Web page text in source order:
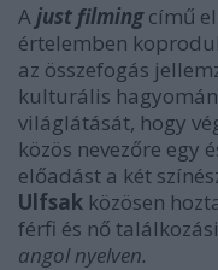
Ajust filmingcímű
értelemben
az összefogás
kulturális
világlátását, hogy
közös nevezőre egy
előadást a két
Ulfsak közösen
férfi és nő
angol nyelven.